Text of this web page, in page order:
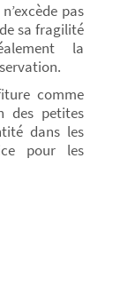
pas
sa fragilité
la
comme
des petites
dans les
pour les